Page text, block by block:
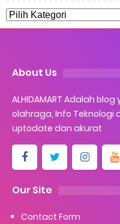
About Us
ALHIDAMART Adalah
olahraga, Info Teknologi
uptodate dan akurat
Our Site
Contact Form